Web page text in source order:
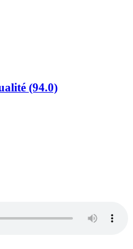
(94.0)